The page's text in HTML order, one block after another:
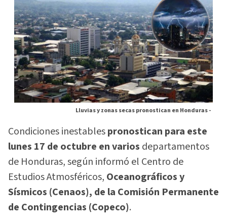
Lluvias y zonas secas pronostican en Honduras -
Condiciones inestablespronostican para este
lunes 17 de octubre en varios departamentos
de Honduras, según informó el Centro de
Estudios Atmosféricos, Oceanográficos y
Sísmicos (Cenaos), de la Comisión Permanente
de Contingencias (Copeco).